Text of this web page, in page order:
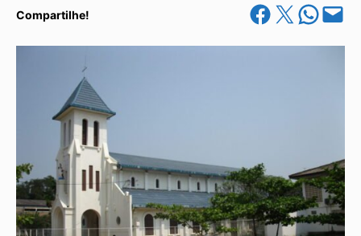
Compartilhe! Share on Facebook
Share on X Share on
Email this